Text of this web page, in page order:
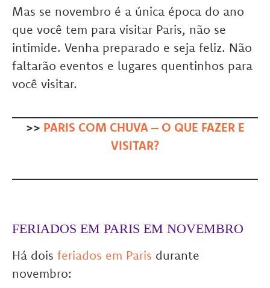
Mas se novembro é a única época do ano
que você tem para visitar Paris, não se
intimide. Venha preparado e seja feliz. Não
faltarão eventos e lugares quentinhos para
você visitar.
>> PARIS COM CHUVA – O QUE FAZER E
VISITAR?
FERIADOS EM PARIS EM NOVEMBRO
Há dois feriados em Paris durante
novembro: